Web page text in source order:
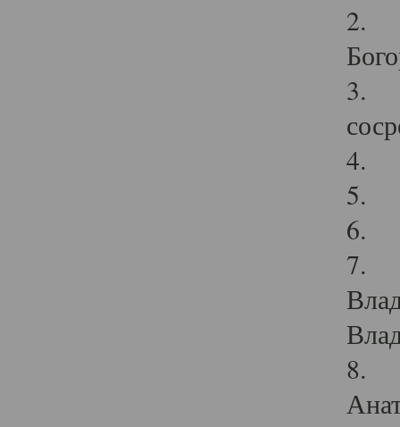
2.
3.
4.
5.
6.
7.
8.